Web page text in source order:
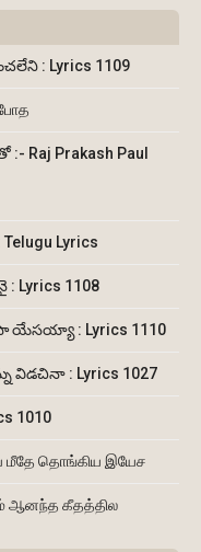
: Lyrics 1109
Raj Prakash Paul
Lyrics
: Lyrics 1108
యేసయ్యా : Lyrics 1110
విడచినా : Lyrics 1027
1010
மீதே தொங்கிய இயேச
ஆனந்த கீதத்தில